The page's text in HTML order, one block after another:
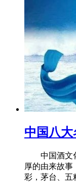
中国八
中国酒文化
厚的由来故
彩，茅台、五